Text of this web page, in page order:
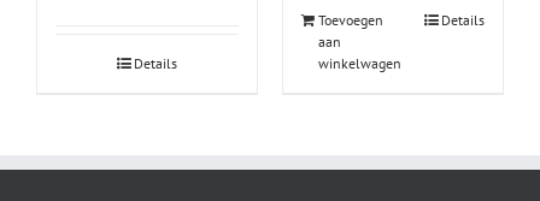
Details
Toevoegen
aan
winkelwagen
Details